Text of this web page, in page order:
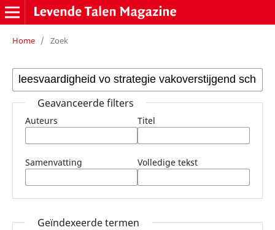
Home / Zoek
Geavanceerde filters
Auteurs Titel
Samenvatting Volledige tekst
Geïndexeerde termen